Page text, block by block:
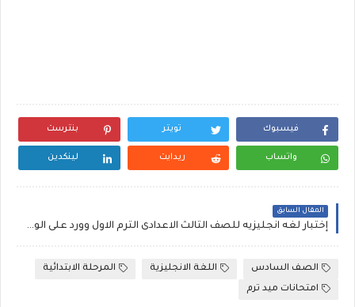
فيسبوك تويتر بنترست
واتساب ريدايت لينكدين
المقال السابق
إختبار لغه انجليزيه للصف الثالث الاعدادى الترم الاول وورد على الوحدات (4-5-6) مستر ابراهيم سلطان
الصف السادس اللغة الانجليزية
المرحلة الابتدائية
امتحانات ميد ترم